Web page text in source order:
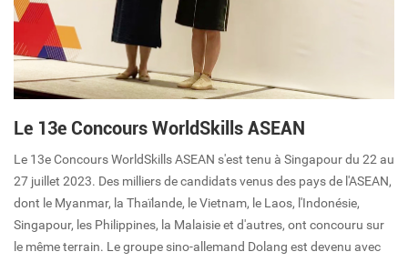
Le 13e Concours WorldSkills ASEAN
Le 13e Concours WorldSkills ASEAN s'est tenu à Singapour du 22 au
27 juillet 2023. Des milliers de candidats venus des pays de l'ASEAN,
dont le Myanmar, la Thaïlande, le Vietnam, le Laos, l'Indonésie,
Singapour, les Philippines, la Malaisie et d'autres, ont concouru sur
le même terrain. Le groupe sino-allemand Dolang est devenu avec